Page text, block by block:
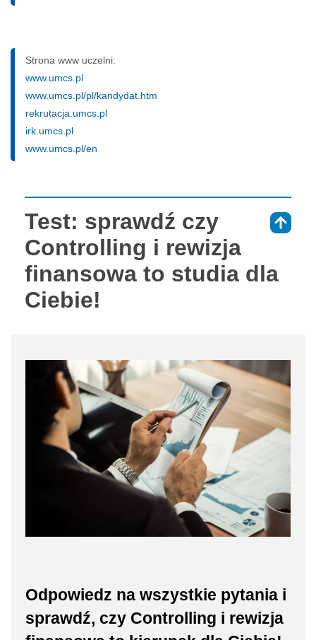
Strona www uczelni:
www.umcs.pl
www.umcs.pl/pl/kandydat.htm
rekrutacja.umcs.pl
irk.umcs.pl
www.umcs.pl/en
Test: sprawdź czy
Controlling i rewizja
finansowa to studia dla
Ciebie!
Odpowiedz na wszystkie pytania i
sprawdź, czy Controlling i rewizja